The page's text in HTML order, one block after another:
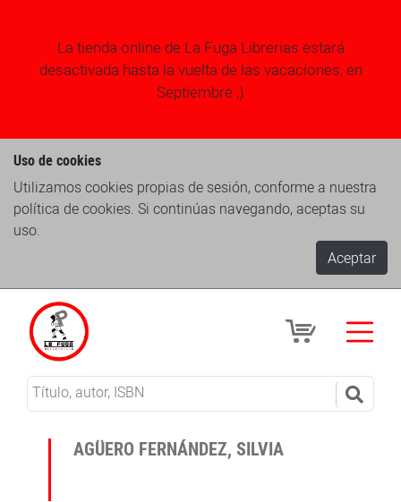
La tienda online de La Fuga Librerias estará
desactivada hasta la vuelta de las vacaciones, en
Septiembre ;)
Uso de cookies
Utilizamos cookies propias de sesión, conforme a nuestra
política de cookies. Si continúas navegando, aceptas su
uso.
Aceptar
AGÜERO FERNÁNDEZ, SILVIA